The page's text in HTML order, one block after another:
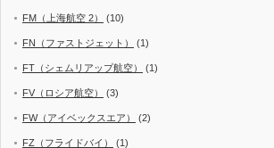
FM（上海航空 2） (10)
FN（ファストジェット） (1)
FT（シェムリアップ航空） (1)
FV（ロシア航空） (3)
FW（アイベックスエア） (2)
FZ（フライドバイ） (1)